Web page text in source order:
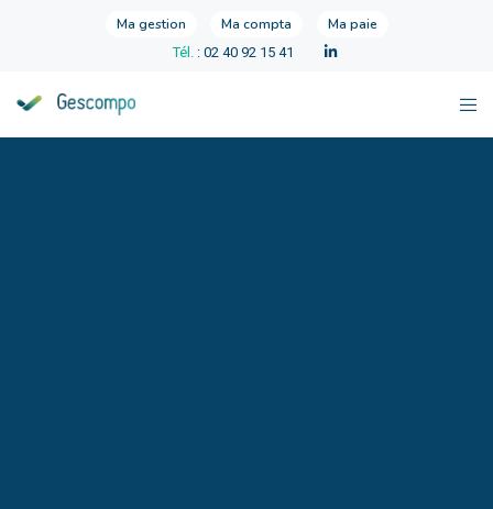
Ma gestion Ma compta Ma paie
Tél. : 02 40 92 15 41